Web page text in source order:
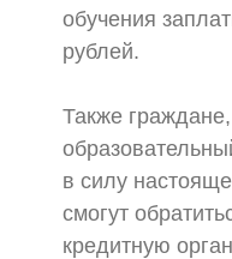
обучения
рублей.
Также
в силу
смогут
кредитную